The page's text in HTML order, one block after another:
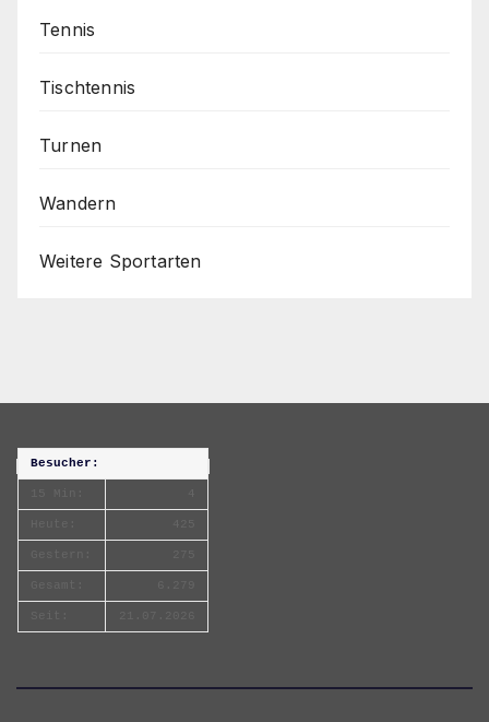
Tennis
Tischtennis
Turnen
Wandern
Weitere Sportarten
Besucher: